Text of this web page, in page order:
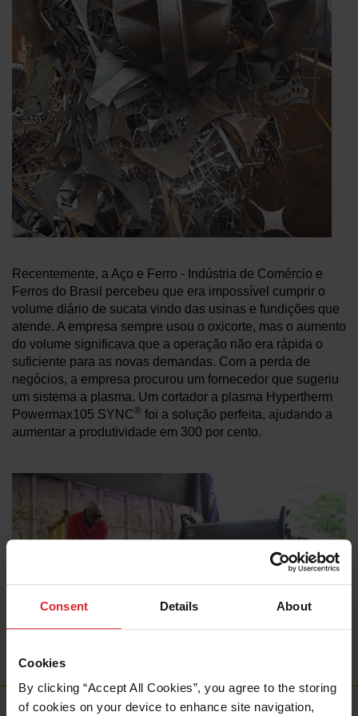
Consent Details About
Cookies
By clicking “Accept All Cookies”, you agree to the storing
of cookies on your device to enhance site navigation,
LOGIN
Criar uma conta
Esqueceu sua senha?
Soluções
Recursos
Sobre nós
Onde comprar
Recentemente, a Aço e Ferro - Indústria de Comércio e
Ferros do Brasil percebeu que era impossível cumprir o
volume diário de sucata vindo das usinas e fundições que
atende. A empresa sempre usou o oxicorte, mas o aumento
do volume significava que a operação não era rápida o
suficiente para as novas demandas. Com a perda de
negócios, a empresa procurou um fornecedor que sugeriu
um sistema a plasma. Um cortador a plasma Hypertherm
Powermax105 SYNC® foi a solução perfeita, ajudando a
aumentar a produtividade em 300 por cento.